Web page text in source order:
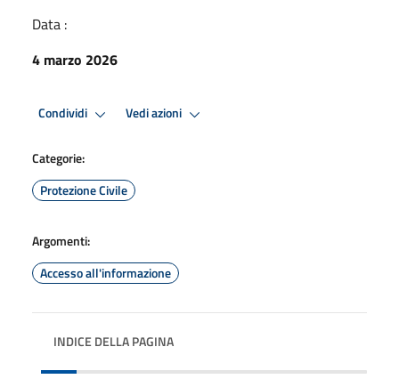
Data :
4 marzo 2026
Condividi Vedi azioni
Categorie:
Protezione Civile
Argomenti:
Accesso all'informazione
INDICE DELLA PAGINA